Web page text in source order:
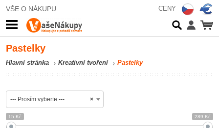
VŠE O NÁKUPU CENY
Pastelky
Hlavní stránka Kreativní tvoření Pastelky
×
--- Prosím vyberte ---
15 Kč 289 Kč